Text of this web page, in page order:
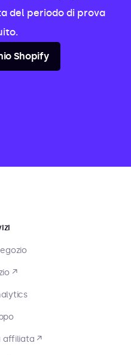
del periodo di prova
Shopify
↗
affiliata ↗